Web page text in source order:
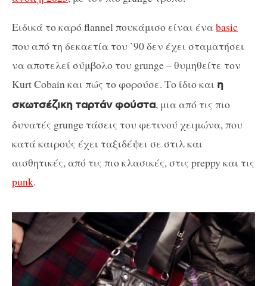
Ειδικά το καρό flannel πουκάμισο είναι έναbasic
που από τη δεκαετία του ’90 δεν έχει σταματήσει
να αποτελεί σύμβολο του grunge – θυμηθείτε τον
Kurt Cobain και πώς το φορούσε. Το ίδιο και η
σκωτσέζικη ταρτάν φούστα, μια από τις πιο
δυνατές grunge τάσεις του φετινού χειμώνα, που
κατά καιρούς έχει ταξιδέψει σε στιλ και
αισθητικές, από τις πιο κλασικές, στις preppy και τις
punk.